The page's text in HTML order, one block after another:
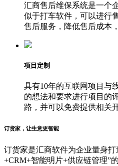
汇商售后维保系统是一个
似于打车软件，可以进行
售后服务，降低售后成本
项目定制
具有10年的互联网项目与
的想法和要求进行项目的
路，并可以免费提供相关
订货家，让生意更智能
订货家是汇商软件为企业量身
+CRM+智能明片+供应链管理”